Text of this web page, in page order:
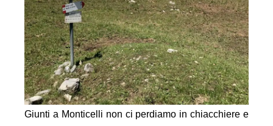
Giunti a Monticelli non ci perdiamo in chiacchiere e